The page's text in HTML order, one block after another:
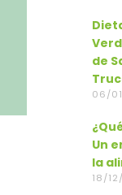
de
06/
Un
la
18/